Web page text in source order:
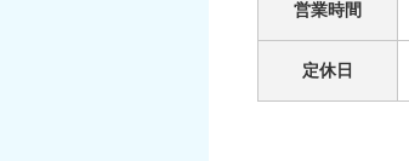
営業時間
定休日